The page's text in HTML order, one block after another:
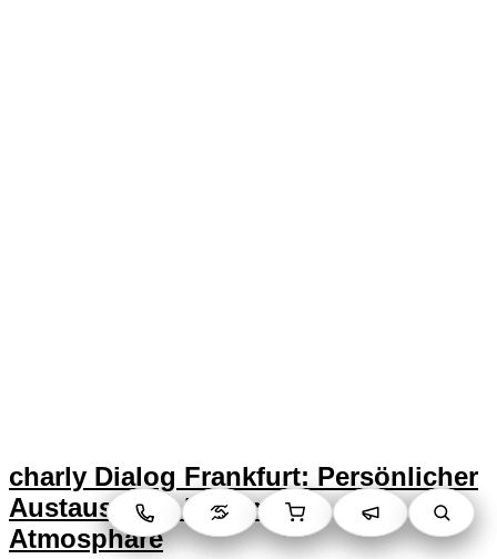
charly Dialog Frankfurt: Persönlicher
Austausch in besonderer
Atmosphäre